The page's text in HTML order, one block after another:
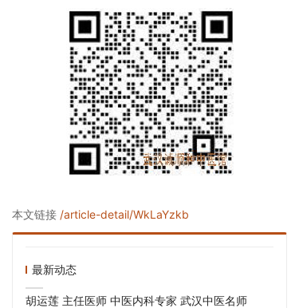
本文链接 /article-detail/WkLaYzkb
最新动态
胡运莲 主任医师 中医内科专家 武汉中医名师